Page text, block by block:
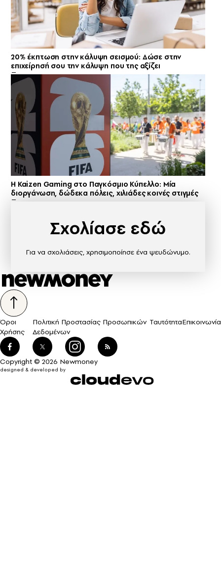
20% έκπτωση στην κάλυψη σεισμού: Δώσε στην
επιχείρησή σου την κάλυψη που της αξίζει
H Kaizen Gaming στο Παγκόσμιο Kύπελλο: Μία
διοργάνωση, δώδεκα πόλεις, χιλιάδες κοινές στιγμές
Σχολίασε εδώ
Για να σχολιάσεις, χρησιμοποίησε ένα ψευδώνυμο.
Όροι
Χρήσης
Πολιτική Προστασίας Προσωπικών
Δεδομένων
ΤαυτότηταΕπικοινωνία
Copyright © 2026 Newmoney
designed & developed by